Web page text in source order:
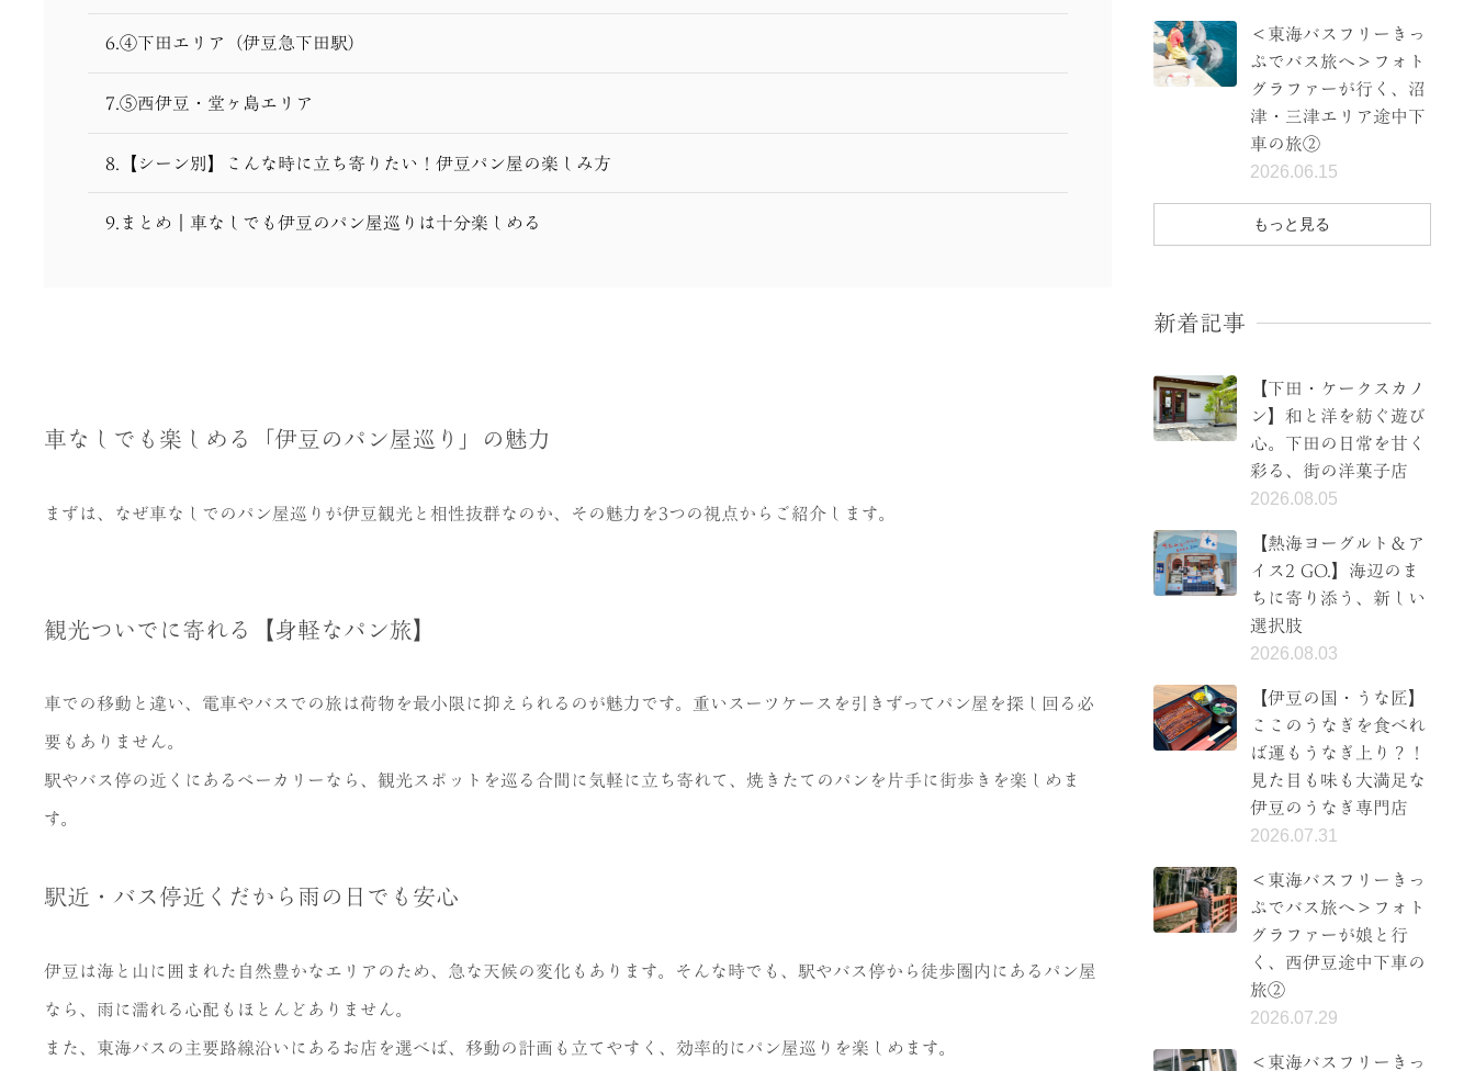
6.④下田エリア（伊豆急下田駅）
7.⑤西伊豆・堂ヶ島エリア
8.【シーン別】こんな時に立ち寄りたい！伊豆パン屋の楽しみ方
9.まとめ｜車なしでも伊豆のパン屋巡りは十分楽しめる
車なしでも楽しめる「伊豆のパン屋巡り」の魅力
まずは、なぜ車なしでのパン屋巡りが伊豆観光と相性抜群なのか、その魅力を3つの視点からご紹介します。
観光ついでに寄れる【身軽なパン旅】
車での移動と違い、電車やバスでの旅は荷物を最小限に抑えられるのが魅力です。重いスーツケースを引きずってパン屋を探し回る必
要もありません。
駅やバス停の近くにあるベーカリーなら、観光スポットを巡る合間に気軽に立ち寄れて、焼きたてのパンを片手に街歩きを楽しめま
す。
駅近・バス停近くだから雨の日でも安心
伊豆は海と山に囲まれた自然豊かなエリアのため、急な天候の変化もあります。そんな時でも、駅やバス停から徒歩圏内にあるパン屋
なら、雨に濡れる心配もほとんどありません。
また、東海バスの主要路線沿いにあるお店を選べば、移動の計画も立てやすく、効率的にパン屋巡りを楽しめます。
＜東海バスフリーきっ
ぷでバス旅へ＞フォト
グラファーが行く、沼
津・三津エリア途中下
車の旅②
2026.06.15
もっと見る
新着記事
【下田・ケークスカノ
ン】和と洋を紡ぐ遊び
心。下田の日常を甘く
彩る、街の洋菓子店
2026.08.05
【熱海ヨーグルト＆ア
イス2 GO.】海辺のま
ちに寄り添う、新しい
選択肢
2026.08.03
【伊豆の国・うな匠】
ここのうなぎを食べれ
ば運もうなぎ上り？！
見た目も味も大満足な
伊豆のうなぎ専門店
2026.07.31
＜東海バスフリーきっ
ぷでバス旅へ＞フォト
グラファーが娘と行
く、西伊豆途中下車の
旅②
2026.07.29
＜東海バスフリーきっ